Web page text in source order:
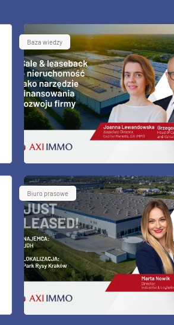
Baza wiedzy
Biuro prasowe